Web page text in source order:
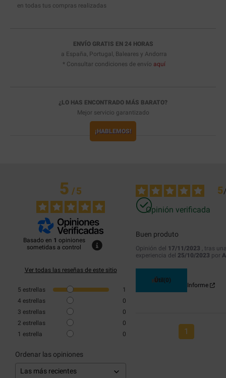
en todas tus compras realizadas
ENVÍO GRATIS EN 24 HORAS
a España, Portugal, Baleares y Andorra
* Consultar condiciones de envío aquí
¿LO HAS ENCONTRADO MÁS BARATO?
Mejor servicio garantizado
¡HABLEMOS!
5/5
Basado en 1 opiniones
sometidas a control
Ver todas las reseñas de este sitio
5 estrellas
1
4 estrellas
0
3 estrellas
0
2 estrellas
0
1 estrella 0
Ordenar las opiniones
5
Opinión verificada
Buen produto
Opinión del 17/11/2023 , tras
experiencia del 25/10/2023 por
Útil(0)
Informe
1